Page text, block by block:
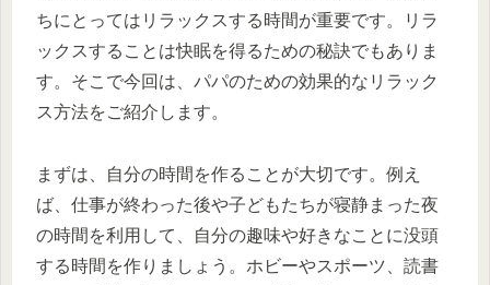
ちにとってはリラックスする時間が重要です。リラ
ックスすることは快眠を得るための秘訣でもありま
す。そこで今回は、パパのための効果的なリラック
ス方法をご紹介します。
まずは、自分の時間を作ることが大切です。例え
ば、仕事が終わった後や子どもたちが寝静まった夜
の時間を利用して、自分の趣味や好きなことに没頭
する時間を作りましょう。ホビーやスポーツ、読書